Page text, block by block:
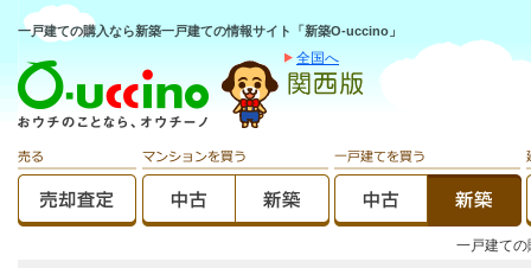
一戸建ての購入なら新築一戸建ての情報サイト「新築O-uccino」
全国へ
一戸建て